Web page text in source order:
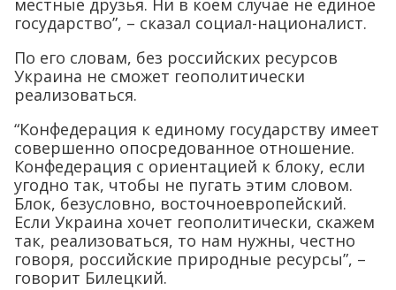
местные друзья. Ни в коем случае не единое
государство”, – сказал социал-националист.
По его словам, без российских ресурсов
Украина не сможет геополитически
реализоваться.
“Конфедерация к единому государству имеет
совершенно опосредованное отношение.
Конфедерация с ориентацией к блоку, если
угодно так, чтобы не пугать этим словом.
Блок, безусловно, восточноевропейский.
Если Украина хочет геополитически, скажем
так, реализоваться, то нам нужны, честно
говоря, российские природные ресурсы”, –
говорит Билецкий.